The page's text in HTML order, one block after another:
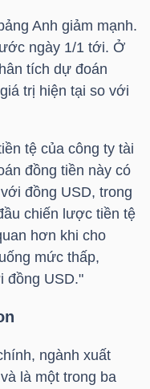
Anh giảm mạnh.
ngày 1/1 tới. Ở
tích dự đoán
trị hiện tại so với
tệ của công ty tài
đồng tiền này có
đồng USD, trong
chiến lược tiền tệ
hơn khi cho
mức thấp,
đồng USD."
ngành xuất
là một trong ba